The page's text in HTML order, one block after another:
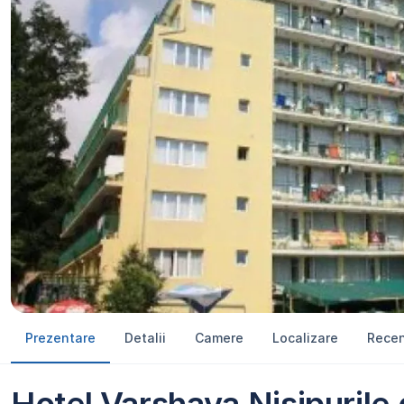
Prezentare Detalii Camere Localizare